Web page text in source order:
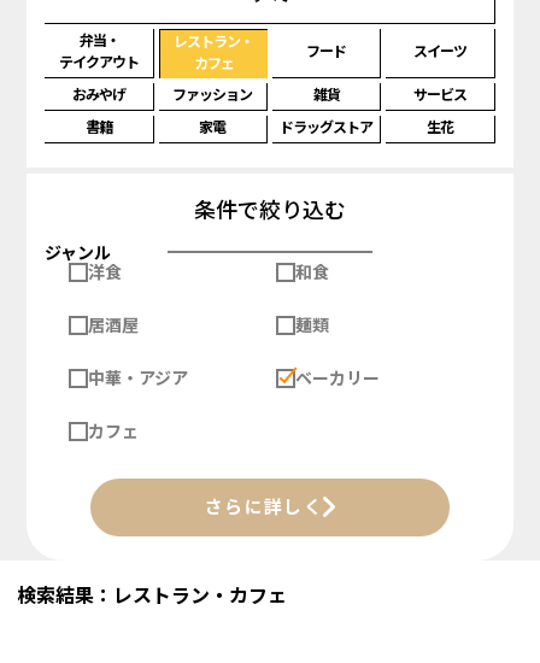
弁当・
テイクアウト
レストラン・
カフェ
フード スイーツ
おみやげ ファッション 雑貨
サービス
書籍
家電 ドラッグストア 生花
条件で絞り込む
ジャンル
洋食
和食
居酒屋 麺類
中華・アジア ベーカリー
カフェ
さらに詳しく
検索結果：レストラン・カフェ